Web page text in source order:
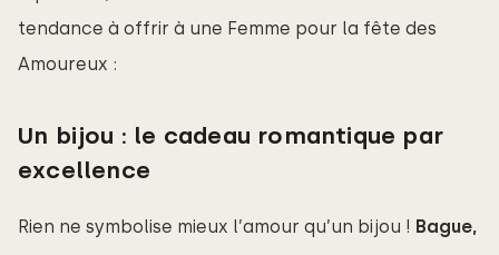
tendance à offrir à une Femme pour la fête des
Amoureux :
Un bijou : le cadeau romantique par
excellence
Rien ne symbolise mieux l’amour qu’un bijou ! Bague,